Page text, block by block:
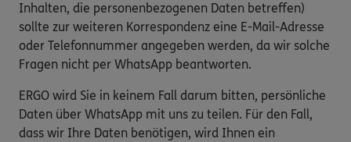
Inhalten, die personenbezogenen Daten betreffen)
sollte zur weiteren Korrespondenz eine E-Mail-Adresse
oder Telefonnummer angegeben werden, da wir solche
Fragen nicht per WhatsApp beantworten.
ERGO wird Sie in keinem Fall darum bitten, persönliche
Daten über WhatsApp mit uns zu teilen. Für den Fall,
dass wir Ihre Daten benötigen, wird Ihnen ein